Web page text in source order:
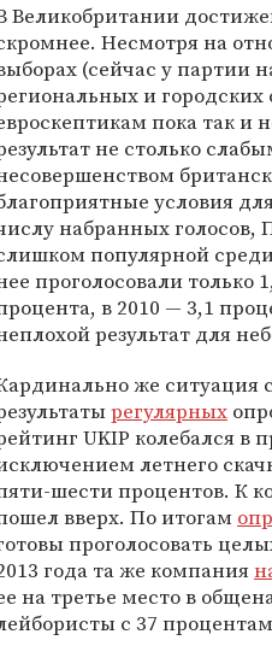
Великобритании
Несмотря на
(сейчас у партии
и
пока так и
не столько
условия
набранных голосов,
популярной
проголосовали только
в 2010 — 3,1
результат для
же ситуация
регулярных
UKIP колебался в
летнего
шести процентов. К
вверх. По итогам
проголосовать
года та же компания
на третье место в
с 37